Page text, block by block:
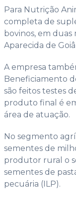
Para Nutrição
completa de
bovinos, em duas
Aparecida de
A empresa
Beneficiamento
são feitos testes
produto final é
área de atuação.
No segmento
sementes de
produtor rural o
sementes de
pecuária (ILP).